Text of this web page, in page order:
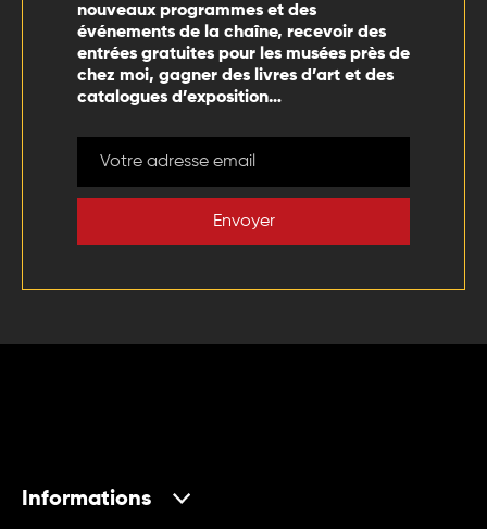
nouveaux programmes et des
événements de la chaîne, recevoir des
entrées gratuites pour les musées près de
chez moi, gagner des livres d’art et des
catalogues d’exposition…
Envoyer
Informations